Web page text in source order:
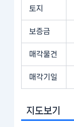
토지
보증금
매각물건
매각기일
지도보기